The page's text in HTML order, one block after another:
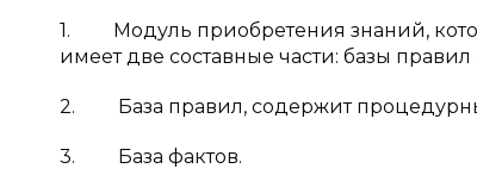
1. Модуль приобретения знаний,
имеет две составные части: базы правил
2. База правил, содержит
3. База фактов.